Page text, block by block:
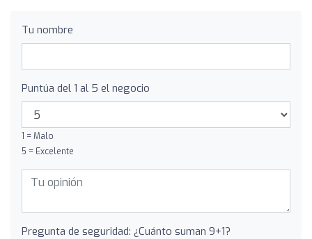
Tu nombre
Puntúa del 1 al 5 el negocio
1 = Malo
5 = Excelente
Pregunta de seguridad: ¿Cuánto suman 9+1?